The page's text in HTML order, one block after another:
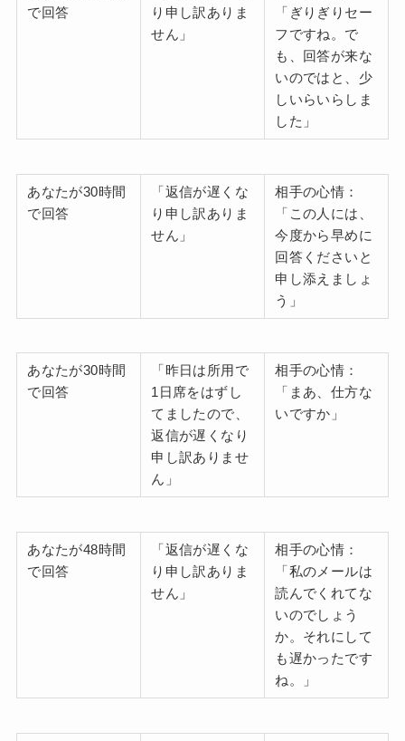
で回答
り申し訳ありま
せん」
「ぎりぎりセー
フですね。で
も、回答が来な
いのではと、少
しいらいらしま
した」
あなたが30時間
で回答
「返信が遅くな
り申し訳ありま
せん」
相手の心情：
「この人には、
今度から早めに
回答くださいと
申し添えましょ
う」
あなたが30時間
で回答
「昨日は所用で
1日席をはずし
てましたので、
返信が遅くなり
申し訳ありませ
ん」
相手の心情：
「まあ、仕方な
いですか」
あなたが48時間
で回答
「返信が遅くな
り申し訳ありま
せん」
相手の心情：
「私のメールは
読んでくれてな
いのでしょう
か。それにして
も遅かったです
ね。」